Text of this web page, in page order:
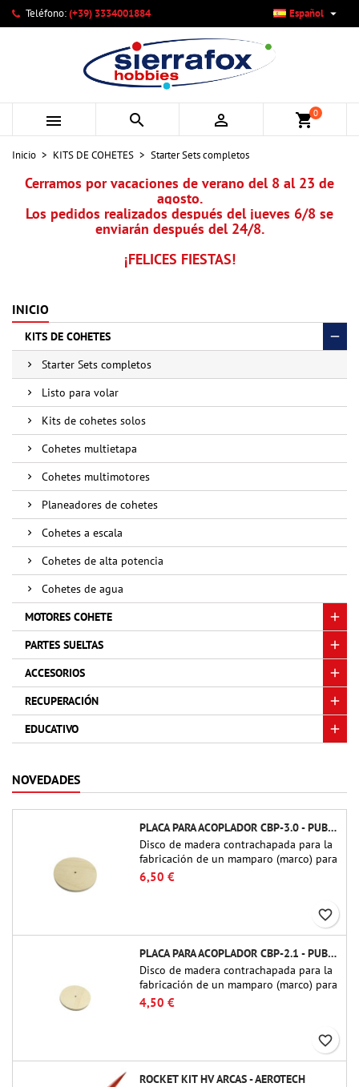
Teléfono:(+39) 3334001884 Español 
   shopping_cart0
Inicio KITS DE COHETES Starter Sets completos
Cerramos por vacaciones de verano del 8 al 23 de
agosto.
Los pedidos realizados después del jueves 6/8 se
enviarán después del 24/8.
¡FELICES FIESTAS!
INICIO
KITS DE COHETES
Starter Sets completos
Listo para volar
Kits de cohetes solos
Cohetes multietapa
Cohetes multimotores
Planeadores de cohetes
Cohetes a escala
Cohetes de alta potencia
Cohetes de agua
MOTORES COHETE
PARTES SUELTAS
ACCESORIOS
RECUPERACIÓN
EDUCATIVO
NOVEDADES
PLACA PARA ACOPLADOR CBP-3.0 - PUBLIC MISSILES LTD.
Disco de madera contrachapada para la
fabricación de un mamparo (marco) para
acopladores de tubo de 75 mm de
Public Missiles Ltd. (PT-3.0/QT-3.0)
6,50 €
favorite_border
PLACA PARA ACOPLADOR CBP-2.1 - PUBLIC MISSILES LTD.
Disco de madera contrachapada para la
fabricación de un mamparo (marco) para
acopladores de tubo de 54 mm de
Public Missiles Ltd. (PT-2.1 o QT-2.1)
4,50 €
favorite_border
ROCKET KIT HV ARCAS - AEROTECH
Mi lista de deseos ×
Crear nueva lista
((modalTitle)) ×
((confirmMessage))
((cancelText)) ((modalDeleteText))
Crear lista de deseos ×
Nombre de la lista de deseos
Cancelar Crear lista de deseos
Iniciar sesión ×
Debe iniciar sesión para guardar productos en su lista de
Cancelar Iniciar sesión